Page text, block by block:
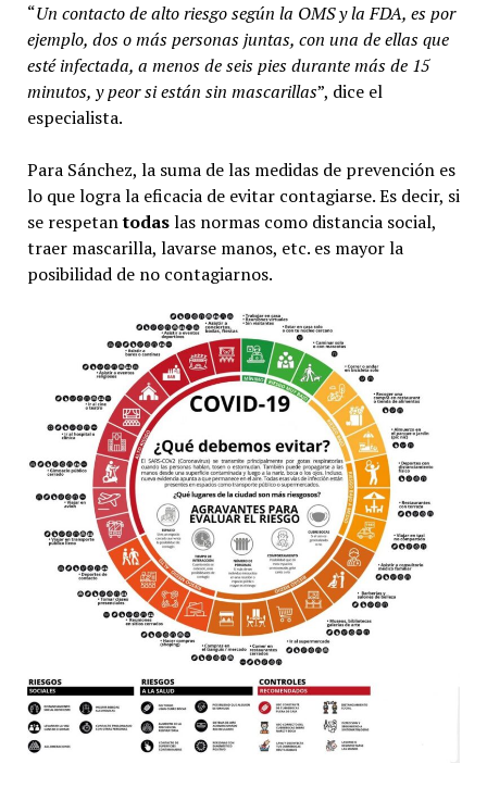
“Un contacto de alto riesgo según la OMS y la FDA, es por
ejemplo, dos o más personas juntas, con una de ellas que
esté infectada, a menos de seis pies durante más de 15
minutos, y peor si están sin mascarillas”, dice el
especialista.
Para Sánchez, la suma de las medidas de prevención es
lo que logra la eficacia de evitar contagiarse. Es decir, si
se respetantodaslas normas como distancia social,
traer mascarilla, lavarse manos, etc. es mayor la
posibilidad de no contagiarnos.